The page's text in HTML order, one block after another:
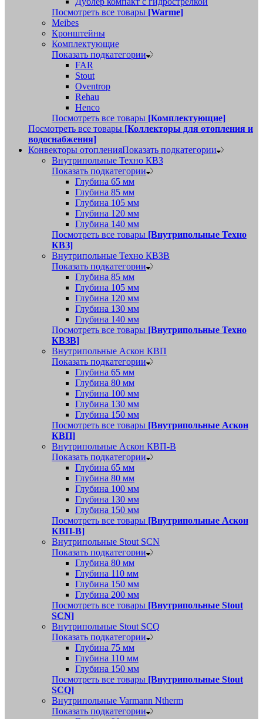
Посмотреть все товары [Warme]
Meibes
Кронштейны
Комплектующие
Показать подкатегории
FAR
Stout
Oventrop
Rehau
Henco
Посмотреть все товары [Комплектующие]
Посмотреть все товары [Коллекторы для отопления и
водоснабжения]
Конвекторы отопленияПоказать подкатегории
Внутрипольные Техно КВЗ
Показать подкатегории
Глубина 65 мм
Глубина 85 мм
Глубина 105 мм
Глубина 120 мм
Глубина 140 мм
Посмотреть все товары [Внутрипольные Техно
КВЗ]
Внутрипольные Техно КВЗВ
Показать подкатегории
Глубина 85 мм
Глубина 105 мм
Глубина 120 мм
Глубина 130 мм
Глубина 140 мм
Посмотреть все товары [Внутрипольные Техно
КВЗВ]
Внутрипольные Аскон КВП
Показать подкатегории
Глубина 65 мм
Глубина 80 мм
Глубина 100 мм
Глубина 130 мм
Глубина 150 мм
Посмотреть все товары [Внутрипольные Аскон
КВП]
Внутрипольные Аскон КВП-В
Показать подкатегории
Глубина 65 мм
Глубина 80 мм
Глубина 100 мм
Глубина 130 мм
Глубина 150 мм
Посмотреть все товары [Внутрипольные Аскон
КВП-В]
Внутрипольные Stout SCN
Показать подкатегории
Глубина 80 мм
Глубина 110 мм
Глубина 150 мм
Глубина 200 мм
Посмотреть все товары [Внутрипольные Stout
SCN]
Внутрипольные Stout SCQ
Показать подкатегории
Глубина 75 мм
Глубина 110 мм
Глубина 150 мм
Посмотреть все товары [Внутрипольные Stout
SCQ]
Внутрипольные Varmann Ntherm
Показать подкатегории